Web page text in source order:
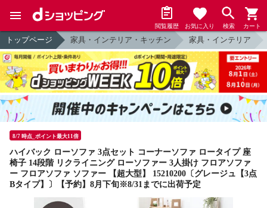
閲覧履歴 お気に入り 検索 カート
トップページ 家具・インテリア・キッチン 家具・インテリア
8/7 時点_ポイント最大11倍
ハイバック ローソファ 3点セット コーナーソファ ロータイプ 座
椅子 14段階 リクライニング ローソファー 3人掛け フロアソファ
ー フロアソファ ソファー 【超大型】 15210200〔グレージュ【3点
Bタイプ】〕【予約】8月下旬※8/31までに出荷予定